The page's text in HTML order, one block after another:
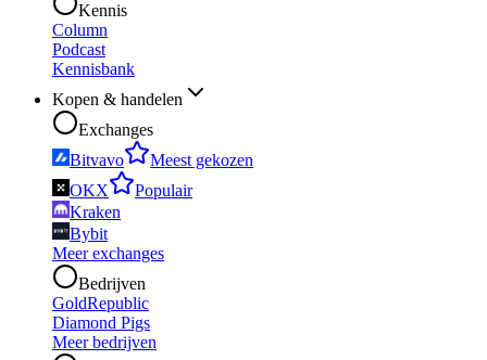
Kennis
Column
Podcast
Kennisbank
Kopen & handelen
Exchanges
Bitvavo
Meest gekozen
OKX
Populair
Kraken
Bybit
Meer exchanges
Bedrijven
GoldRepublic
Diamond Pigs
Meer bedrijven